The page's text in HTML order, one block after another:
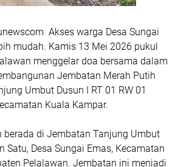
Akses warga Desa Sungai
mudah. Kamis 13 Mei 2026 pukul
menggelar doa bersama dalam
Jembatan Merah Putih
Umbut Dusun I RT 01 RW 01
Kuala Kampar.
berada di Jembatan Tanjung Umbut
Satu, Desa Sungai Emas, Kecamatan
Pelalawan. Jembatan ini menjadi